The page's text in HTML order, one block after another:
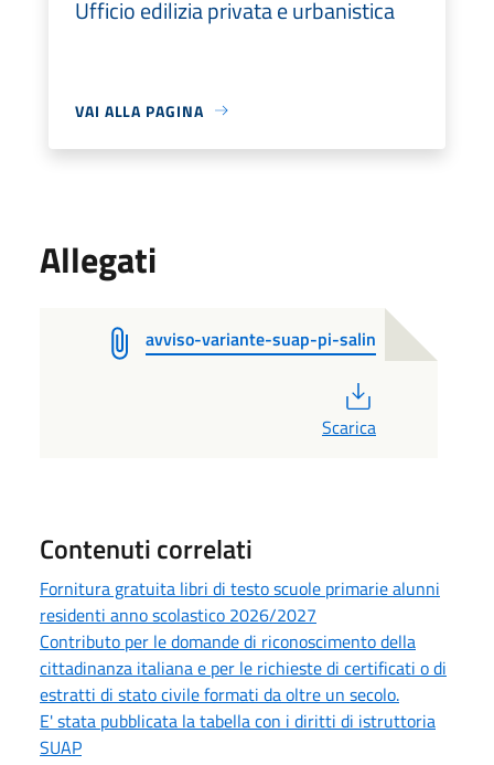
Ufficio edilizia privata e urbanistica
VAI ALLA PAGINA
Allegati
avviso-variante-suap-pi-salin
Scarica
Contenuti correlati
Fornitura gratuita libri di testo scuole primarie alunni
residenti anno scolastico 2026/2027
Contributo per le domande di riconoscimento della
cittadinanza italiana e per le richieste di certificati o di
estratti di stato civile formati da oltre un secolo.
E' stata pubblicata la tabella con i diritti di istruttoria
SUAP